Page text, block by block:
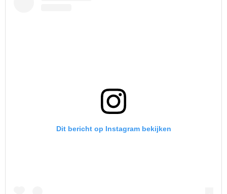
Dit bericht op Instagram bekijken